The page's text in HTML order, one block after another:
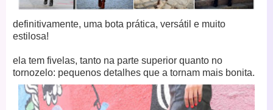
definitivamente, uma bota prática, versátil e muito
estilosa!
ela tem fivelas, tanto na parte superior quanto no
tornozelo: pequenos detalhes que a tornam mais bonita.